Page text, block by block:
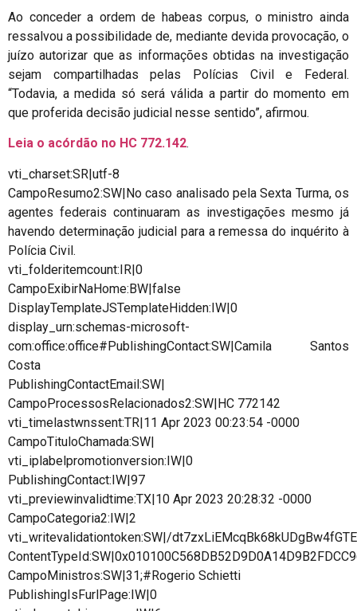
Ao conceder a ordem de habeas corpus, o ministro ainda
ressalvou a possibilidade de, mediante devida provocação, o
juízo autorizar que as informações obtidas na investigação
sejam compartilhadas pelas Polícias Civil e Federal.
“Todavia, a medida só será válida a partir do momento em
que proferida decisão judicial nesse sentido”, afirmou.
Leia o acórdão no HC 772.142.
vti_charset:SR|utf-8
CampoResumo2:SW|No caso analisado pela Sexta Turma, os
agentes federais continuaram as investigações mesmo já
havendo determinação judicial para a remessa do inquérito à
Polícia Civil.
vti_folderitemcount:IR|0
CampoExibirNaHome:BW|false
DisplayTemplateJSTemplateHidden:IW|0
display_urn:schemas-microsoft-
com:office:office#PublishingContact:SW|Camila Santos
Costa
PublishingContactEmail:SW|
CampoProcessosRelacionados2:SW|HC 772142
vti_timelastwnssent:TR|11 Apr 2023 00:23:54 -0000
CampoTituloChamada:SW|
vti_iplabelpromotionversion:IW|0
PublishingContact:IW|97
vti_previewinvalidtime:TX|10 Apr 2023 20:28:32 -0000
CampoCategoria2:IW|2
vti_writevalidationtoken:SW|/
CampoMinistros:SW|31;#Rogerio Schietti
PublishingIsFurlPage:IW|0